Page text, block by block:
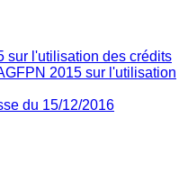
sur l'utilisation des crédits
2015 sur l'utilisation
du 15/12/2016